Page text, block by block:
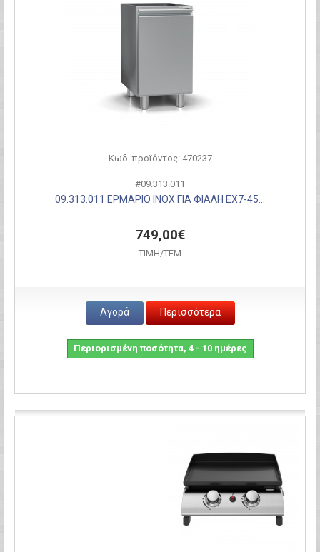
Κωδ. προϊόντος: 470237
#09.313.011
09.313.011 ΕΡΜΑΡΙΟ INOX ΓΙΑ ΦΙΑΛΗ EX7-45...
749,00€
ΤΙΜH/ΤΕΜ
Αγορά Περισσότερα
Περιορισμένη ποσότητα, 4 - 10 ημέρες